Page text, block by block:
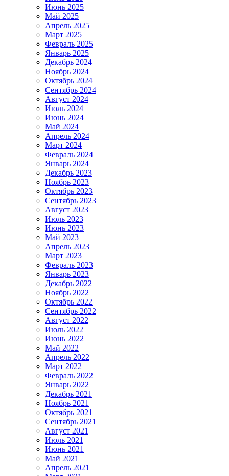
Июнь 2025
Май 2025
Апрель 2025
Март 2025
Февраль 2025
Январь 2025
Декабрь 2024
Ноябрь 2024
Октябрь 2024
Сентябрь 2024
Август 2024
Июль 2024
Июнь 2024
Май 2024
Апрель 2024
Март 2024
Февраль 2024
Январь 2024
Декабрь 2023
Ноябрь 2023
Октябрь 2023
Сентябрь 2023
Август 2023
Июль 2023
Июнь 2023
Май 2023
Апрель 2023
Март 2023
Февраль 2023
Январь 2023
Декабрь 2022
Ноябрь 2022
Октябрь 2022
Сентябрь 2022
Август 2022
Июль 2022
Июнь 2022
Май 2022
Апрель 2022
Март 2022
Февраль 2022
Январь 2022
Декабрь 2021
Ноябрь 2021
Октябрь 2021
Сентябрь 2021
Август 2021
Июль 2021
Июнь 2021
Май 2021
Апрель 2021